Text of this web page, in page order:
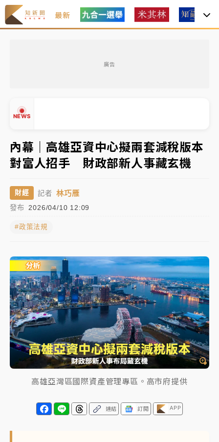
最新
廣告
NEWS
中颱白海豚環流掠北海！今明防劇烈降雨 東部高溫飆
38度
周末精選｜ 慈濟遭詐10億完整始末曝！律師掮客大玩兩
面手法 郭台銘、蔡英文成關鍵
本周爆款短影音｜
柯文哲帶電子手鐶拄拐杖現身／周玉
周末精選｜
任 預算難關如何解？
父親節玩樂園！六福村今明2天「爸爸免費」 遠雄海洋
買1送1
白海豚逼近！新北高灘地停車場下午4時強制拖吊 中午
開放水門周邊紅黃線停車
中颱白海豚環流掠北海！今明防劇烈降雨 東部高溫飆
38度
周末精選｜ 慈濟遭詐10億完整始末曝！律師掮客大玩兩
面手法 郭台銘、蔡英文成關鍵
蔻蔡玉真開撕爆料
內幕｜高雄亞資中心擬兩套減稅版本
對富人招手 財政部新人事藏玄機
財經 記者 林巧雁
發布 2026/04/10 12:09
#政策法規
高雄亞灣區國際資產管理專區。高市府提供
連結 訂閱 APP